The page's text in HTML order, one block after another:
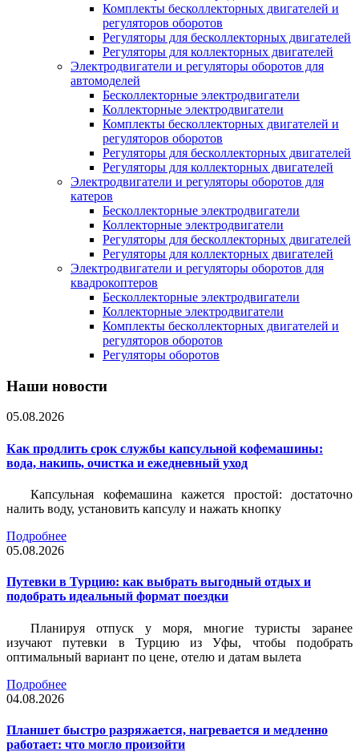
Комплекты бесколлекторных двигателей и
регуляторов оборотов
Регуляторы для бесколлекторных двигателей
Регуляторы для коллекторных двигателей
Электродвигатели и регуляторы оборотов для
автомоделей
Бесколлекторные электродвигатели
Коллекторные электродвигатели
Комплекты бесколлекторных двигателей и
регуляторов оборотов
Регуляторы для бесколлекторных двигателей
Регуляторы для коллекторных двигателей
Электродвигатели и регуляторы оборотов для
катеров
Бесколлекторные электродвигатели
Коллекторные электродвигатели
Регуляторы для бесколлекторных двигателей
Регуляторы для коллекторных двигателей
Электродвигатели и регуляторы оборотов для
квадрокоптеров
Бесколлекторные электродвигатели
Коллекторные электродвигатели
Комплекты бесколлекторных двигателей и
регуляторов оборотов
Регуляторы оборотов
Наши новости
05.08.2026
Как продлить срок службы капсульной кофемашины:
вода, накипь, очистка и ежедневный уход
Капсульная кофемашина кажется простой: достаточно
налить воду, установить капсулу и нажать кнопку
Подробнее
05.08.2026
Путевки в Турцию: как выбрать выгодный отдых и
подобрать идеальный формат поездки
Планируя отпуск у моря, многие туристы заранее
изучают путевки в Турцию из Уфы, чтобы подобрать
оптимальный вариант по цене, отелю и датам вылета
Подробнее
04.08.2026
Планшет быстро разряжается, нагревается и медленно
работает: что могло произойти